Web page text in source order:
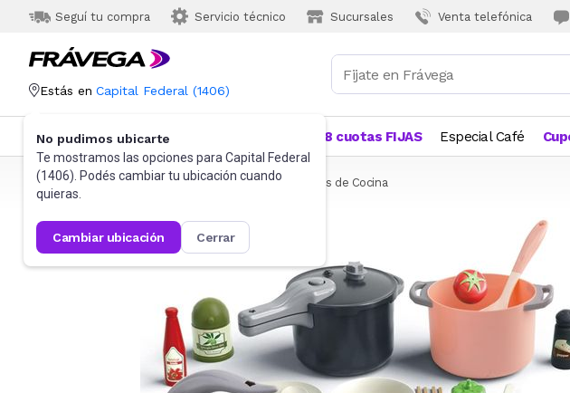
Seguí tu compra Servicio técnico Sucursales Venta telefónica
Estás en Capital Federal (1406)
No pudimos ubicarte
Te mostramos las opciones para Capital Federal
(1406). Podés cambiar tu ubicación cuando
quieras.
cambiar ubicación cerrar
Categorías Más Vendidos 18 cuotas FIJAS Especial Café
Frávega Juguetes y Juegos Sets y otros Juegos de Cocina